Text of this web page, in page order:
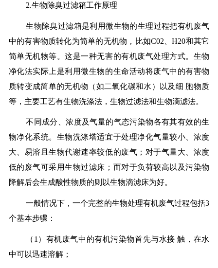
2.生物除臭过滤箱工作原理
生物除臭过滤箱是利用微生物的生理过程把有机废气
中的有害物质转化为简单的无机物，比如C02、H20和其它
简单无机物等。这是一种无害的有机废气处理方式。生物
净化法实际上是利用微生物的生命活动将废气中的有害物
质转变成简单的无机物（如二氧化碳和水）以及细 胞物质
等，主要工艺有生物洗涤法，生物过滤法和生物滴滤法。
不同成分、浓度及气量的气态污染物各有其有效的生
物净化系统。生物洗涤塔适宜于处理净化气量较小、浓度
大、易溶且生物代谢速率较低的废气；对于气量大、浓度
低的废气可采用生物过滤床；而对于负荷较高以及污染物
降解后会生成酸性物质的则以生物滴滤床为好。
一般情况下，一个完整的生物处理有机废气过程包括3
个基本步骤：
（1）有机废气中的有机污染物首先与水接 触，在水
中可以迅速溶解；